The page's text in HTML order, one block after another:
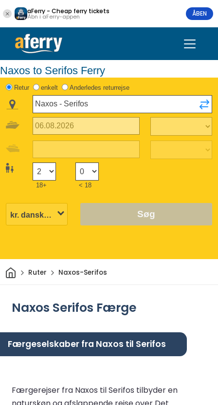
aFerry - Cheap ferry tickets
Åbn i aFerry-appen ÅBEN
Naxos to Serifos Ferry
Retur enkelt Anderledes returrejse
18+ < 18
Søg
HjemRuter Naxos-Serifos
Naxos Serifos Færge
Færgeselskaber fra Naxos til Serifos
Færgerejser fra Naxos til Serifos tilbyder en